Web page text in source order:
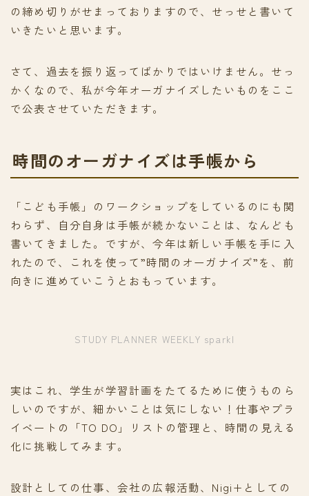
の締め切りがせまっておりますので、せっせと書いて
いきたいと思います。
さて、過去を振り返ってばかりではいけません。せっ
かくなので、私が今年オーガナイズしたいものをここ
で公表させていただきます。
時間のオーガナイズは手帳から
「こども手帳」のワークショップをしているのにも関
わらず、自分自身は手帳が続かないことは、なんども
書いてきました。ですが、今年は新しい手帳を手に入
れたので、これを使って”時間のオーガナイズ”を、前
向きに進めていこうとおもっています。
STUDY PLANNER WEEKLY sparkl
実はこれ、学生が学習計画をたてるために使うものら
しいのですが、細かいことは気にしない！仕事やプラ
イベートの「TO DO」リストの管理と、時間の見える
化に挑戦してみます。
設計としての仕事、会社の広報活動、Nigi+としての